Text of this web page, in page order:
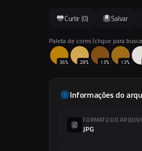
Curtir (0) Salvar
Paleta de cores (clique para
36% 28% 13% 13%
Informações do
FORMATO DO
JPG